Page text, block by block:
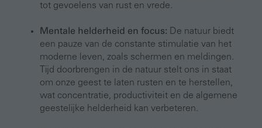
tot gevoelens van rust en vrede.
Mentale helderheid en focus: De natuur biedt
een pauze van de constante stimulatie van het
moderne leven, zoals schermen en meldingen.
Tijd doorbrengen in de natuur stelt ons in staat
om onze geest te laten rusten en te herstellen,
wat concentratie, productiviteit en de algemene
geestelijke helderheid kan verbeteren.